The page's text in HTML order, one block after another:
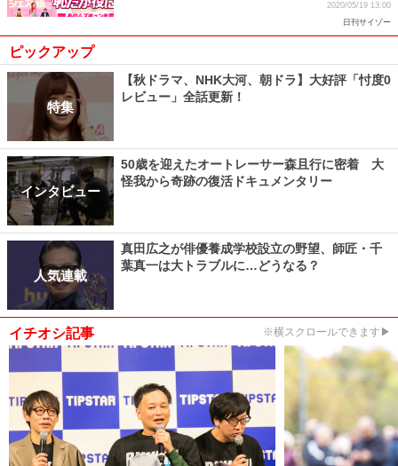
2020/05/19 13:00
日刊サイゾー
ピックアップ
特集
【秋ドラマ、NHK大河、朝ドラ】大好評「忖度0
レビュー」全話更新！
インタビュー
50歳を迎えたオートレーサー森且行に密着 大
怪我から奇跡の復活ドキュメンタリー
人気連載
真田広之が俳優養成学校設立の野望、師匠・千
葉真一は大トラブルに…どうなる？
イチオシ記事 ※横スクロールできます▶